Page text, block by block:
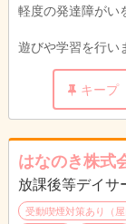
軽度の発達障がい
遊びや学習を行い
キープ
はなのき株式
放課後等デイ
受動喫煙対策あり（屋